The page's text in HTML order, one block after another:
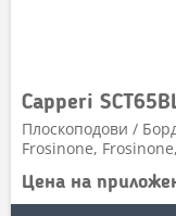
Capperi
Плоскоподови /
Frosinone,
Цена на